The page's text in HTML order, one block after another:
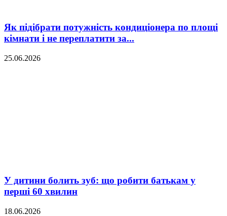
Як підібрати потужність кондиціонера по площі
кімнати і не переплатити за...
25.06.2026
У дитини болить зуб: що робити батькам у
перші 60 хвилин
18.06.2026